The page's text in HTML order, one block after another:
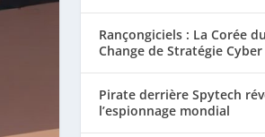
Rançongiciels : La Corée
Change de Stratégie Cyber
Pirate derrière Spytech
l’espionnage mondial